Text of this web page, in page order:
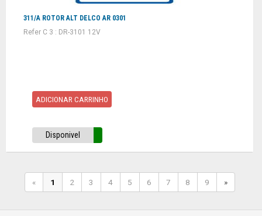
311/A ROTOR ALT DELCO AR 0301
Refer C 3 : DR-3101 12V
ADICIONAR CARRINHO
Disponivel
« 1 2 3 4 5 6 7 8 9 »